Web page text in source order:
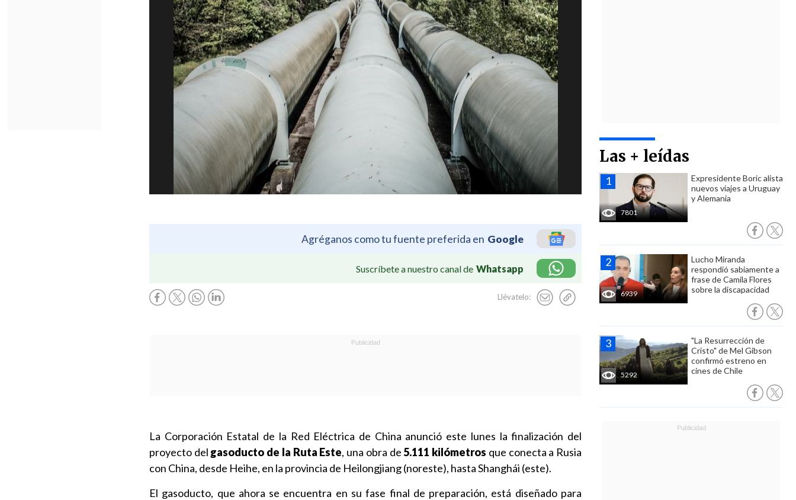
Agréganos como tu fuente preferida en Google
Suscríbete a nuestro canal de Whatsapp
Llévatelo:
Las + leídas
7801
Expresidente Boric alista
nuevos viajes a Uruguay
y Alemania
6939
Lucho Miranda
respondió sabiamente a
frase de Camila Flores
sobre la discapacidad
5292
"La Resurrección de
Cristo" de Mel Gibson
confirmó estreno en
cines de Chile
La Corporación Estatal de la Red Eléctrica de China anunció este lunes la finalización del
proyecto del gasoducto de la Ruta Este, una obra de 5.111 kilómetros que conecta a Rusia
con China, desde Heihe, en la provincia de Heilongjiang (noreste), hasta Shanghái (este).
El gasoducto, que ahora se encuentra en su fase final de preparación, está diseñado para